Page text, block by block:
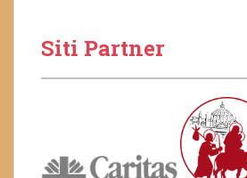
Siti Partner